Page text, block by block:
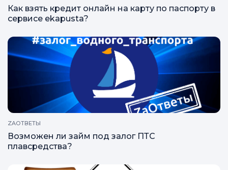
Как взять кредит онлайн на карту по паспорту в
сервисе ekapusta?
ZAОТВЕТЫ
Возможен ли займ под залог ПТС
плавсредства?